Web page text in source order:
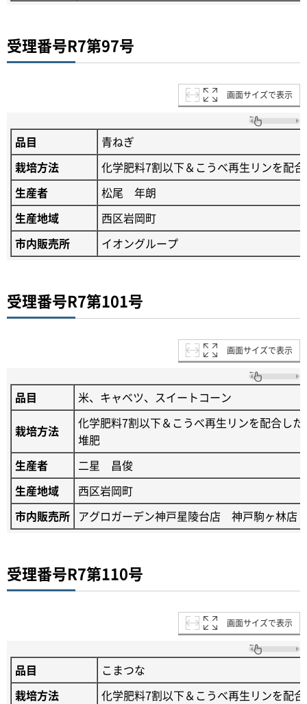
受理番号R7第97号
画面サイズで表示
品目
青ねぎ
栽培方法
化学肥料7割以下＆こうべ再生リンを配
生産者
松尾 年朗
生産地域
西区岩岡町
市内販売所
イオングループ
受理番号R7第101号
画面サイズで表示
品目 米、キャベツ、スイートコーン
栽培方法
化学肥料7割以下＆こうべ再生リンを配合し
堆肥
生産者
二星 昌俊
生産地域
西区岩岡町
市内販売所 アグロガーデン神戸星陵台店 神戸駒ヶ林店
受理番号R7第110号
画面サイズで表示
品目
こまつな
栽培方法
化学肥料7割以下＆こうべ再生リンを配